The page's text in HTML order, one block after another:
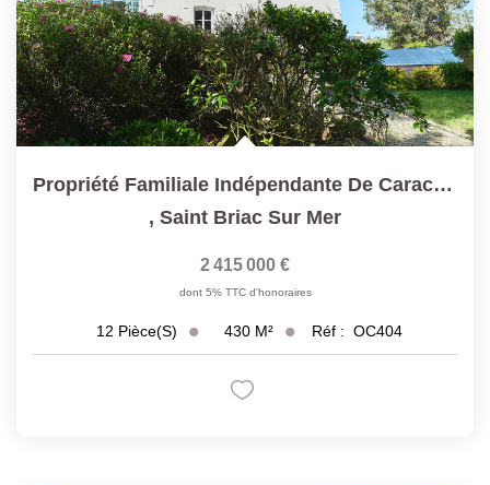
Propriété Familiale Indépendante De Caractère Avec Vue Sur...
, Saint Briac Sur Mer
2 415 000 €
dont 5% TTC d'honoraires
12 Pièce(s) 430 M² Réf : OC404